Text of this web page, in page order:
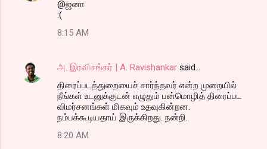
@ஜனா
:(
8:15 AM
அ. இரவிசங்கர் | A. Ravishankar said…
திரைப்படத்துறையைச் சார்ந்தவர் என்ற முறையில்
நீங்கள் உடனுக்குடன் எழுதும் பன்மொழித் திரைப்பட
விமர்சனங்கள் மிகவும் உதவுகின்றன.
நம்பக்கூடியதாய் இருக்கிறது. நன்றி.
8:20 AM